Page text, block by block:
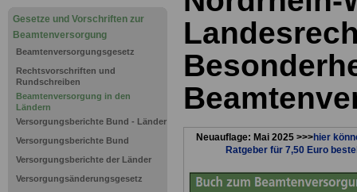
Gesetze und Vorschriften zur
Beamtenversorgung
Beamtenversorgungsgesetz
Rechtsvorschriften und
Rundschreiben
Beamtenversorgung in den
Ländern
Versorgungsberichte Bund - Länder
Versorgungsberichte Bund
Versorgungsberichte der Länder
Versorgungsänderungsgesetz
Neuauflage: Mai 2025 >>>hier
Ratgeber für 7,50 Euro